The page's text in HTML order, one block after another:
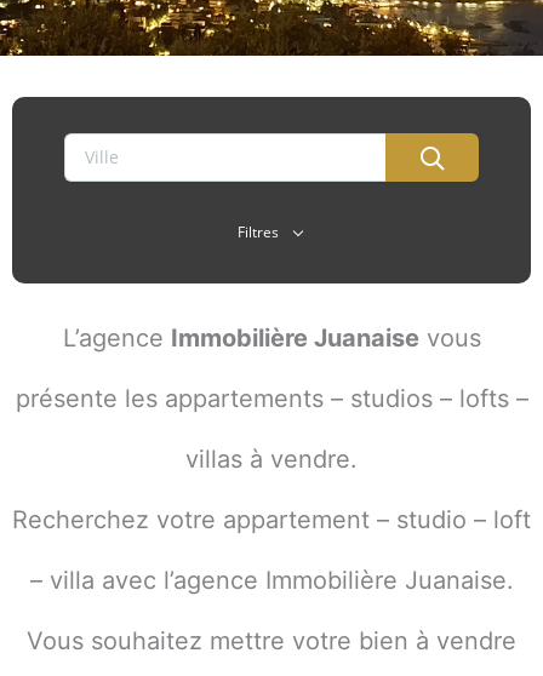
Filtres
L’agence Immobilière Juanaise vous
présente les appartements – studios – lofts –
villas à vendre.
Recherchez votre appartement – studio – loft
– villa avec l’agence Immobilière Juanaise.
Vous souhaitez mettre votre bien à vendre